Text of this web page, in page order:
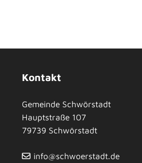
Kontakt
Gemeinde Schwörstadt
Hauptstraße 107
79739 Schwörstadt
info@schwoerstadt.de